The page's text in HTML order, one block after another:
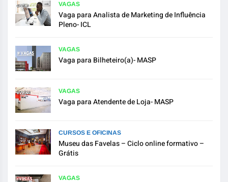
VAGAS
Vaga para Analista de Marketing de Influência
Pleno- ICL
VAGAS
Vaga para Bilheteiro(a)- MASP
VAGAS
Vaga para Atendente de Loja- MASP
CURSOS E OFICINAS
Museu das Favelas – Ciclo online formativo –
Grátis
VAGAS